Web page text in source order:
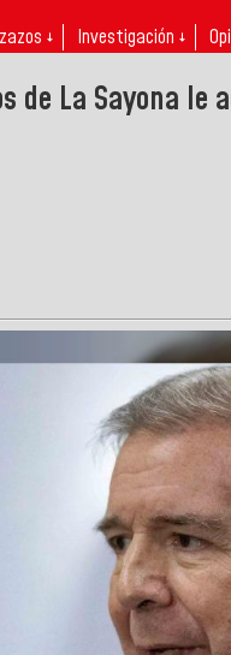
↓ Investigación ↓
de La Sayona le